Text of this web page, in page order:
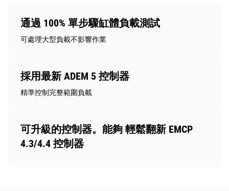
通過 100% 單步驟缸體負載測試
可處理大型負載不影響作業
採用最新 ADEM 5 控制器
精準控制完整範圍負載
可升級的控制器。能夠 輕鬆翻新 EMCP
4.3/4.4 控制器